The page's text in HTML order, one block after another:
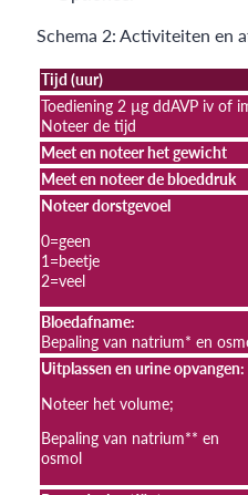
Schema 2: Activiteiten en
Tijd (uur)
Toediening 2 µg ddAVP iv of
Noteer de tijd
Meet en noteer het gewicht
Meet en noteer de bloeddruk
Noteer dorstgevoel
0=geen
1=beetje
2=veel
Bloedafname:
Bepaling van natrium* en
Uitplassen en urine opvangen:
Noteer het volume;
Bepaling van natrium** en
osmol